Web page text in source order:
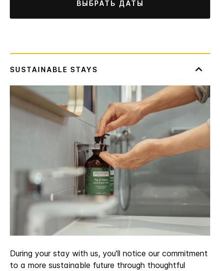
ВЫБРАТЬ ДАТЫ
During your stay with us, you'll notice our commitment
to a more sustainable future through thoughtful